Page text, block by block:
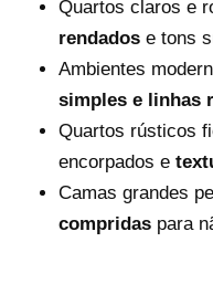
Quartos claros e
rendadose tons
Ambientes
simples e linhas
Quartos rústicos
encorpados e
Camas grandes
compridaspara